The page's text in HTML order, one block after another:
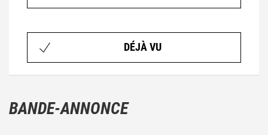
DÉJÀ VU
BANDE-ANNONCE